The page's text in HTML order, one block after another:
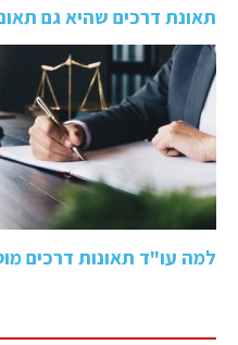
תאונת דרכים שהיא גם
למה עו"ד תאונות דרכים